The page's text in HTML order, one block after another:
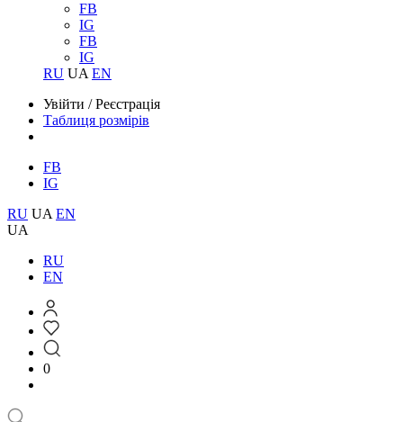
FB
IG
FB
IG
RU UA EN
Увійти /Реєстрація
Таблиця розмірів
FB
IG
RU UA EN
UA
RU
EN
0